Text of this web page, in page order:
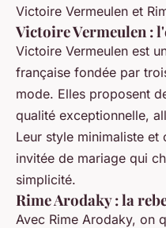
Victoire Vermeulen et
Victoire Vermeulen :
Victoire Vermeulen est
française fondée par
mode. Elles proposent
qualité exceptionnelle,
Leur style minimaliste
invitée de mariage qui
simplicité.
Rime Arodaky : la
Avec Rime Arodaky, on